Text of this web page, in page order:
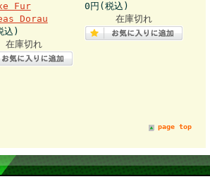
Fur
Dorau
込)
在庫切れ
0円(税込)
在庫切れ
page top